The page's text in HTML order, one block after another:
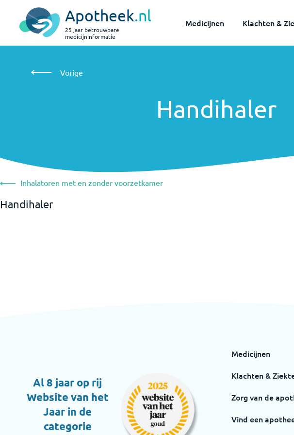
Apotheek.nl
25 jaar betrouwbare
medicijninformatie
Medicijnen Klachten &
Vorige
Handihaler
Inhalatoren met en zonder voorzetkamer
Handihaler
Al 8 jaar op rij
Website van het
Jaar in de
categorie
Medicijnen
Klachten &
Zorg van de
Vind een